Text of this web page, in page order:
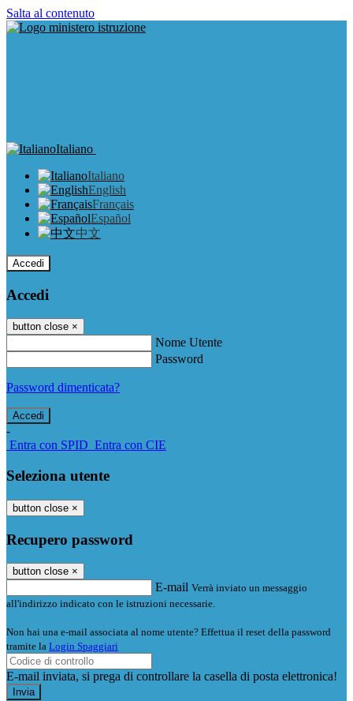
Salta al contenuto
Italiano
Italiano
English
Français
Español
中文
Accedi
Accedi
button close ×
Nome Utente
Password
Password dimenticata?
-
Entra con SPID Entra con CIE
Seleziona utente
button close ×
Recupero password
button close ×
E-mail Verrà inviato un messaggio
all'indirizzo indicato con le istruzioni necessarie.
Non hai una e-mail associata al nome utente? Effettua il reset della password
tramite la Login Spaggiari
E-mail inviata, si prega di controllare la casella di posta elettronica!